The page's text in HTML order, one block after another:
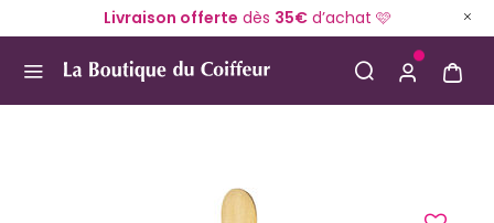
Livraison offerte dès 35€d’achat 🩷